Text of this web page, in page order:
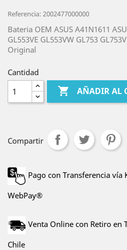
Referencia: 2002477000000
Bateria OEM ASUS A41N1611
GL553VE GL553VW GL753
Original
Cantidad
 AÑADIR AL
Compartir
Pago con Transferencia
WebPay®
Venta Online con Retiro en
Chile